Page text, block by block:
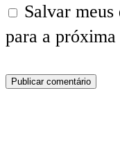
Salvar meus
para a